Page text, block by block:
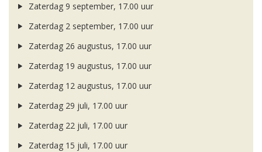
Zaterdag 9 september, 17.00 uur
Zaterdag 2 september, 17.00 uur
Zaterdag 26 augustus, 17.00 uur
Zaterdag 19 augustus, 17.00 uur
Zaterdag 12 augustus, 17.00 uur
Zaterdag 29 juli, 17.00 uur
Zaterdag 22 juli, 17.00 uur
Zaterdag 15 juli, 17.00 uur